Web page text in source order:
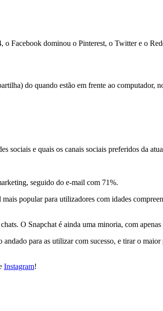
Facebook dominou o Pinterest, o Twitter e o
do quando estão em frente ao computador,
sociais e quais os canais sociais preferidos da
seguido do e-mail com 71%.
popular para utilizadores com idades
O Snapchat é ainda uma minoria, com apenas
para as utilizar com sucesso, e tirar o
Instagram!